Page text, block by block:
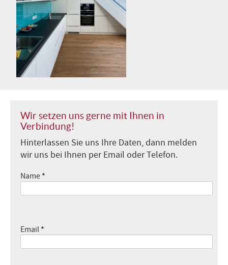
Wir setzen uns gerne mit Ihnen in
Verbindung!
Hinterlassen Sie uns Ihre Daten, dann melden
wir uns bei Ihnen per Email oder Telefon.
Name *
Email *